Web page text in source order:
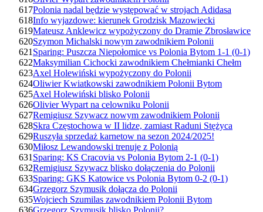
617Polonia nadal będzie występować w strojach Adidasa
618Info wyjazdowe: kierunek Grodzisk Mazowiecki
619Mateusz Anklewicz wypożyczony do Dramie Zbrosławice
620Szymon Michalski nowym zawodnikiem Polonii
621 Sparing: Puszcza Niepołomice vs Polonia Bytom 1-1 (0-1)
622Maksymilian Cichocki zawodnikiem Chełmianki Chełm
623Axel Holewiński wypożyczony do Polonii
624Oliwier Kwiatkowski zawodnikiem Polonii Bytom
625Axel Holewiński blisko Polonii
626Olivier Wypart na celowniku Polonii
627Remigiusz Szywacz nowym zawodnikiem Polonii
628Skra Częstochowa w II lidze, zamiast Raduni Stężyca
629Ruszyła sprzedaż karnetow na sezon 2024/2025!
630Miłosz Lewandowski trenuje z Polonią
631 Sparing: KS Cracovia vs Polonia Bytom 2-1 (0-1)
632Remigiusz Szywacz blisko dołączenia do Polonii
633Sparing: GKS Katowice vs Polonia Bytom 0-2 (0-1)
634Grzegorz Szymusik dołącza do Polonii
635Wojciech Szumilas zawodnikiem Polonii Bytom